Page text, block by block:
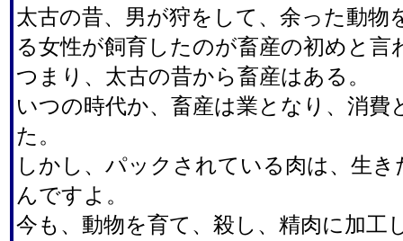
太古の昔、男が狩をして、余った動物
る女性が飼育したのが畜産の初めと言
つまり、太古の昔から畜産はある。
いつの時代か、畜産は業となり、消費
た。
しかし、パックされている肉は、生
んですよ。
今も、動物を育て、殺し、精肉に加工